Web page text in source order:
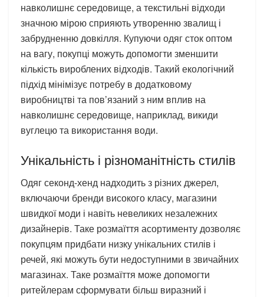
навколишнє середовище, а текстильні відходи
значною мірою сприяють утворенню звалищ і
забрудненню довкілля. Купуючи одяг сток оптом
на вагу, покупці можуть допомогти зменшити
кількість вироблених відходів. Такий екологічний
підхід мінімізує потребу в додатковому
виробництві та пов’язаний з ним вплив на
навколишнє середовище, наприклад, викиди
вуглецю та використання води.
Унікальність і різноманітність стилів
Одяг секонд-хенд надходить з різних джерел,
включаючи бренди високого класу, магазини
швидкої моди і навіть невеликих незалежних
дизайнерів. Таке розмаїття асортименту дозволяє
покупцям придбати низку унікальних стилів і
речей, які можуть бути недоступними в звичайних
магазинах. Таке розмаїття може допомогти
ритейлерам сформувати більш виразний і